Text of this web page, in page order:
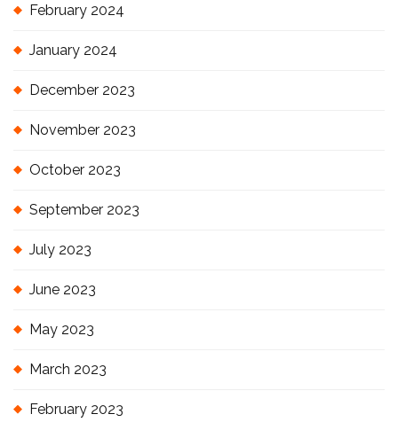
February 2024
January 2024
December 2023
November 2023
October 2023
September 2023
July 2023
June 2023
May 2023
March 2023
February 2023